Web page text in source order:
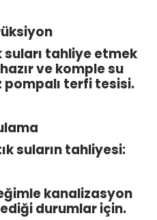
suları tahliye etmek
ve komple su
pompalı terfi tesisi.
suların tahliyesi:
kanalizasyon
durumlar için.